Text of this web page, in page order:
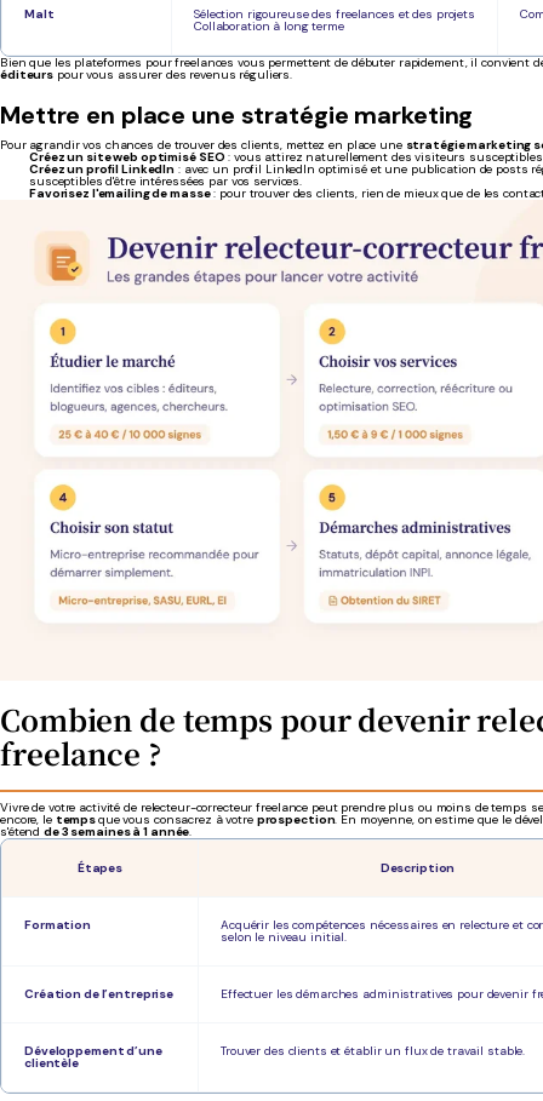
Malt Sélection rigoureuse des freelances et des projets
Collaboration à long terme
Bien que les plateformes pour freelances vous permettent de débuter rapidement, il convient
éditeurs pour vous assurer des revenus réguliers.
Mettre en place une stratégie marketing
Pour agrandir vos chances de trouver des clients, mettez en place une stratégie marketing
Créez un site web optimisé SEO : vous attirez naturellement des visiteurs
Créez un profil LinkedIn : avec un profil LinkedIn optimisé et une publication de posts
susceptibles d'être intéressées par vos services.
Favorisez l'emailing de masse: pour trouver des clients, rien de mieux que de les
Combien de temps pour devenir
freelance ?
Vivre de votre activité de relecteur-correcteur freelance peut prendre plus ou moins de temps
encore, le tempsque vous consacrez à votre prospection. En moyenne, on estime que le
s'étendde 3 semaines à 1 année.
Étapes Description
Formation Acquérir les compétences nécessaires en relecture et
selon le niveau initial.
Création de l’entreprise Effectuer les démarches administratives pour devenir
Développement d’une
clientèle
Trouver des clients et établir un flux de travail stable.